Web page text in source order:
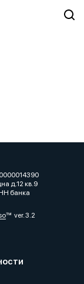
д.12 кв.9
банка
ver. 3.2